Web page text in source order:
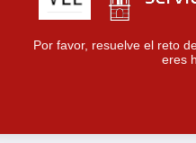
Por favor, resuelve el reto
eres